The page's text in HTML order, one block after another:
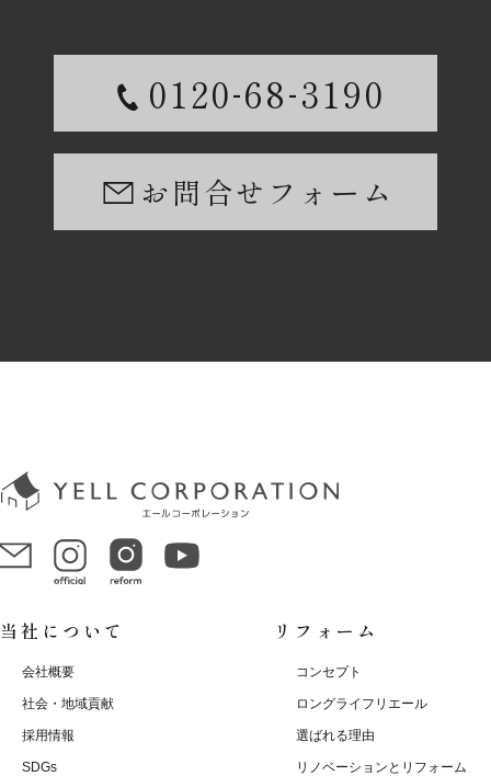
0120-68-3190
お問合せフォーム
当社について
会社概要
社会・地域貢献
採用情報
SDGs
リフォーム
コンセプト
ロングライフリエール
選ばれる理由
リノベーションとリフォーム